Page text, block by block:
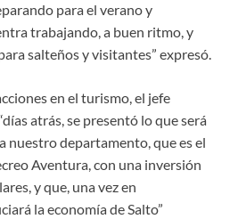
para el verano y
trabajando, a buen ritmo, y
salteños y visitantes” expresó.
en el turismo, el jefe
atrás, se presentó lo que será
nuestro departamento, que es el
Aventura, con una inversión
y que, una vez en
la economía de Salto”